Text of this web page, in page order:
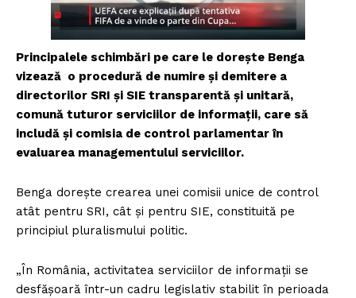
Principalele schimbări pe care le dorește Benga
vizează o procedură de numire și demitere a
directorilor SRI și SIE transparentă și unitară,
comună tuturor serviciilor de informații, care să
includă și comisia de control parlamentar în
evaluarea managementului serviciilor.
Benga dorește crearea unei comisii unice de control
atât pentru SRI, cât și pentru SIE, constituită pe
principiul pluralismului politic.
„În România, activitatea serviciilor de informații se
desfășoară într-un cadru legislativ stabilit în perioada